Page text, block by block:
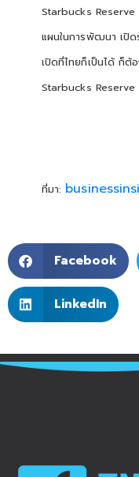
Starbucks Reserve
แผนในการพัฒนา เปิ
เปิดที่ไทยก็เป็นได้ ก็
Starbucks Reserve
ที่มา:
Facebook
LinkedIn